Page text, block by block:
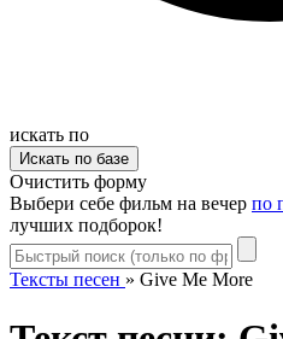
искать по
Очистить форму
Выбери себе фильм на вечер по
лучших подборок!
Тексты песен » Give Me More